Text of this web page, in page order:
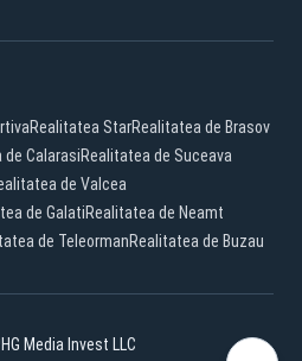
Realitatea StarRealitatea de Brasov
de CalarasiRealitatea de Suceava
de Valcea
de GalatiRealitatea de Neamt
de TeleormanRealitatea de Buzau
Media Invest LLC